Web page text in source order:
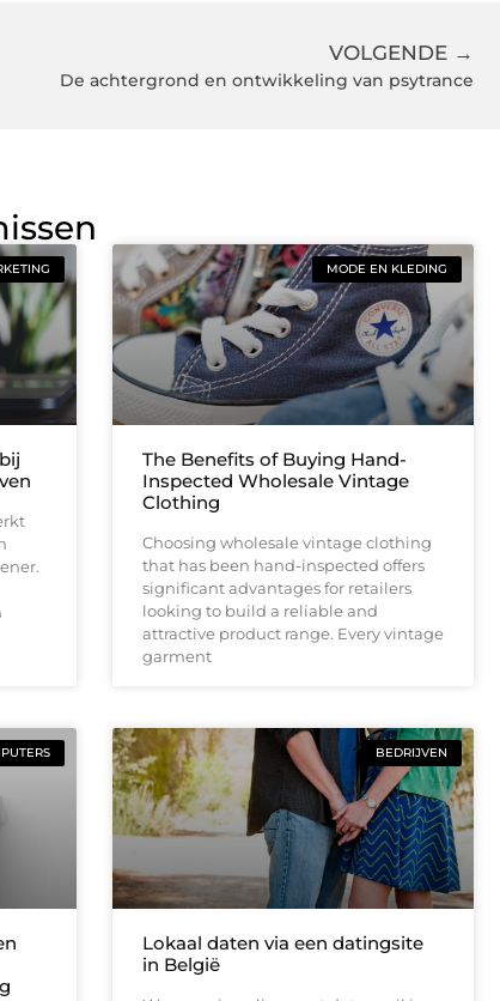
VOLGENDE →
De achtergrond en ontwikkeling van psytrance
MODE EN KLEDING
The Benefits of Buying Hand-
Inspected Wholesale Vintage
Clothing
Choosing wholesale vintage clothing
that has been hand-inspected offers
significant advantages for retailers
looking to build a reliable and
attractive product range. Every vintage
garment
BEDRIJVEN
Lokaal daten via een datingsite
in België